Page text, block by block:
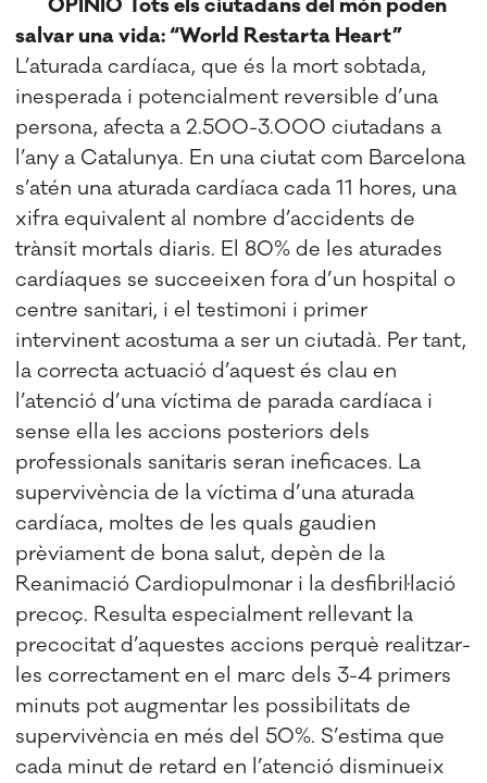
OPINIÓ Tots els ciutadans del món poden
salvar una vida: “World Restarta Heart”
L’aturada cardíaca, que és la mort sobtada,
inesperada i potencialment reversible d’una
persona, afecta a 2.500-3.000 ciutadans a
l’any a Catalunya. En una ciutat com Barcelona
s’atén una aturada cardíaca cada 11 hores, una
xifra equivalent al nombre d’accidents de
trànsit mortals diaris. El 80% de les aturades
cardíaques se succeeixen fora d’un hospital o
centre sanitari, i el testimoni i primer
intervinent acostuma a ser un ciutadà. Per tant,
la correcta actuació d’aquest és clau en
l’atenció d’una víctima de parada cardíaca i
sense ella les accions posteriors dels
professionals sanitaris seran ineficaces. La
supervivència de la víctima d’una aturada
cardíaca, moltes de les quals gaudien
prèviament de bona salut, depèn de la
Reanimació Cardiopulmonar i la desfibril·lació
precoç. Resulta especialment rellevant la
precocitat d’aquestes accions perquè realitzar-
les correctament en el marc dels 3-4 primers
minuts pot augmentar les possibilitats de
supervivència en més del 50%. S’estima que
cada minut de retard en l’atenció disminueix